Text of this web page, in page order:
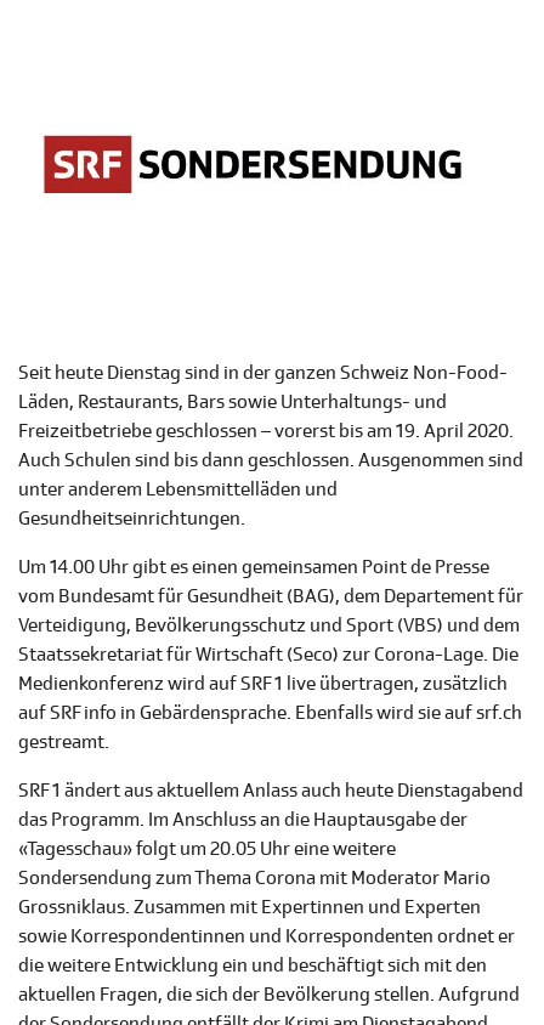
Seit heute Dienstag sind in der ganzen Schweiz Non-Food-
Läden, Restaurants, Bars sowie Unterhaltungs- und
Freizeitbetriebe geschlossen – vorerst bis am 19. April 2020.
Auch Schulen sind bis dann geschlossen. Ausgenommen sind
unter anderem Lebensmittelläden und
Gesundheitseinrichtungen.
Um 14.00 Uhr gibt es einen gemeinsamen Point de Presse
vom Bundesamt für Gesundheit (BAG), dem Departement für
Verteidigung, Bevölkerungsschutz und Sport (VBS) und dem
Staatssekretariat für Wirtschaft (Seco) zur Corona-Lage. Die
Medienkonferenz wird auf SRF 1 live übertragen, zusätzlich
auf SRF info in Gebärdensprache. Ebenfalls wird sie auf srf.ch
gestreamt.
SRF 1 ändert aus aktuellem Anlass auch heute Dienstagabend
das Programm. Im Anschluss an die Hauptausgabe der
«Tagesschau» folgt um 20.05 Uhr eine weitere
Sondersendung zum Thema Corona mit Moderator Mario
Grossniklaus. Zusammen mit Expertinnen und Experten
sowie Korrespondentinnen und Korrespondenten ordnet er
die weitere Entwicklung ein und beschäftigt sich mit den
aktuellen Fragen, die sich der Bevölkerung stellen. Aufgrund